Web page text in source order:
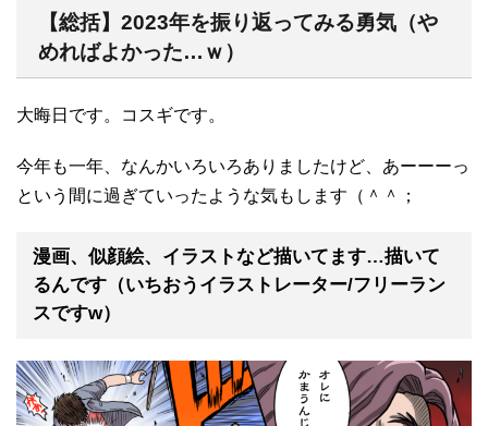
【総括】2023年を振り返ってみる勇気（や
めればよかった…ｗ）
大晦日です。コスギです。
今年も一年、なんかいろいろありましたけど、あーーーっ
という間に過ぎていったような気もします（＾＾；
漫画、似顔絵、イラストなど描いてます…描いて
るんです（いちおうイラストレーター/フリーラン
スですw）